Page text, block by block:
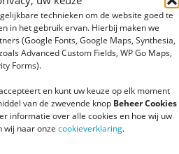
technieken om de website goed te
in het gebruik ervan. Hierbij maken we
(Google Fonts, Google Maps, Synthesia,
Advanced Custom Fields, WP Go Maps,
Forms).
en kunt uw keuze op elk moment
van de zwevende knop Beheer Cookies
informatie over alle cookies en hoe wij uw
wij naar onze cookieverklaring.